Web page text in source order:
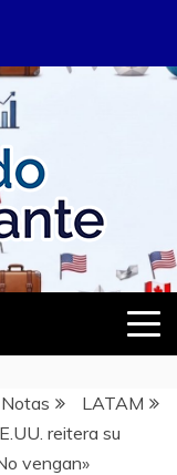
LATAM
reitera su
vengan»